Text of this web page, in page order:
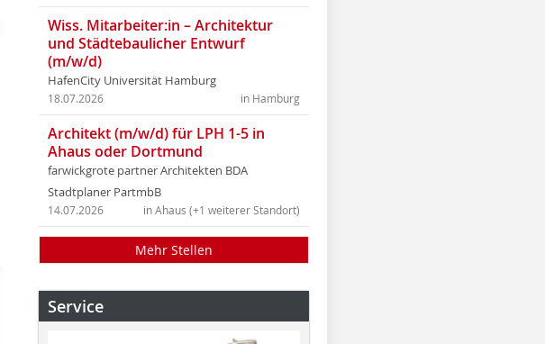
Wiss. Mitarbeiter:in – Architektur
und Städtebaulicher Entwurf
(m/w/d)
HafenCity Universität Hamburg
in Hamburg
18.07.2026
Architekt (m/w/d) für LPH 1-5 in
Ahaus oder Dortmund
farwickgrote partner Architekten BDA
Stadtplaner PartmbB
in Ahaus (+1 weiterer Standort)
14.07.2026
Mehr Stellen
Service